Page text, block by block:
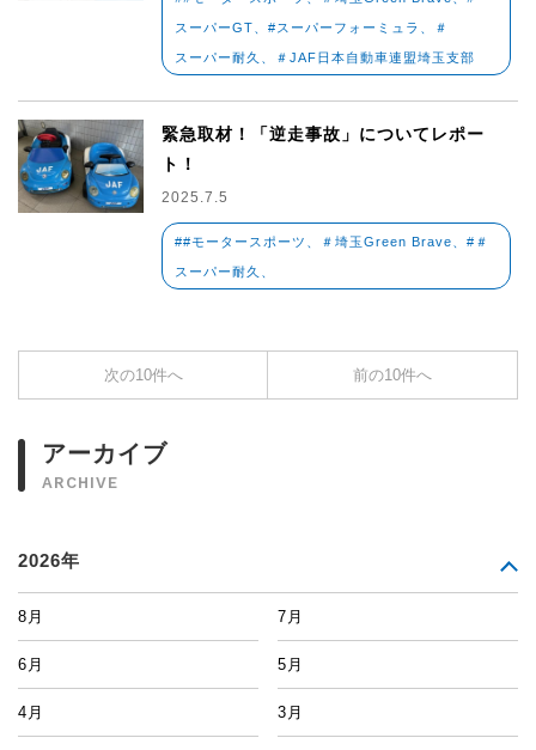
スーパーGT、#スーパーフォーミュラ、＃
スーパー耐久、＃JAF日本自動車連盟埼玉支部
緊急取材！「逆走事故」についてレポー
ト！
2025.7.5
##モータースポーツ、＃埼玉Green Brave、#＃
スーパー耐久、
次の10件へ 前の10件へ
アーカイブ
ARCHIVE
2026年
8月 7月
6月 5月
4月 3月